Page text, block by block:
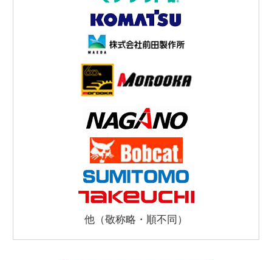
他（敬称略・順不同）